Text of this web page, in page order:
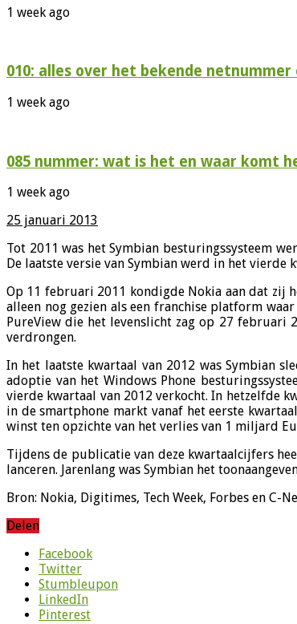
1 week ago
010: alles over het bekende
1 week ago
085 nummer: wat is het en waar komt
1 week ago
25 januari 2013
Tot 2011 was het Symbian besturingssysteem
De laatste versie van Symbian werd in het
Op 11 februari 2011 kondigde Nokia aan dat zij
alleen nog gezien als een franchise platform
PureView die het levenslicht zag op 27 februari
verdrongen.
In het laatste kwartaal van 2012 was Symbian
adoptie van het Windows Phone
vierde kwartaal van 2012 verkocht. In hetzelfde
in de smartphone markt vanaf het eerste
winst ten opzichte van het verlies van 1 miljard
Tijdens de publicatie van deze kwartaalcijfers
lanceren. Jarenlang was Symbian het
Bron: Nokia, Digitimes, Tech Week, Forbes en C-
Delen
Facebook
Twitter
Stumbleupon
LinkedIn
Pinterest